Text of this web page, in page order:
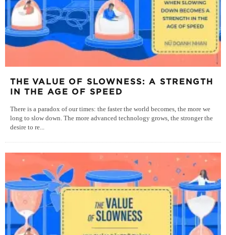
THE VALUE OF SLOWNESS: A STRENGTH
IN THE AGE OF SPEED
There is a paradox of our times: the faster the world becomes, the more we
long to slow down. The more advanced technology grows, the stronger the
desire to re